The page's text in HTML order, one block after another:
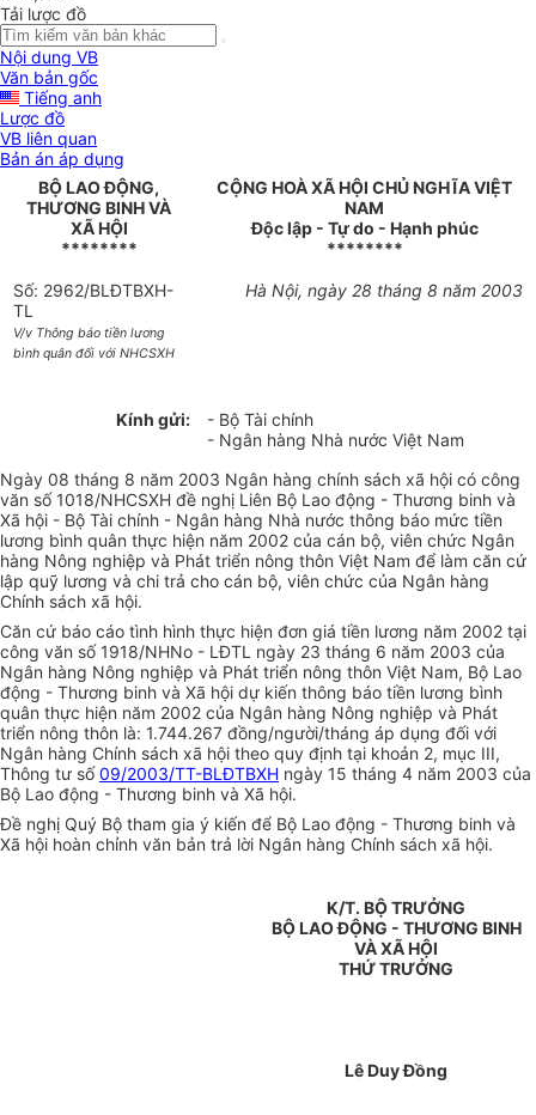
Tải lược đồ
Nội dung VB
Văn bản gốc
Tiếng anh
Lược đồ
VB liên quan
Bản án áp dụng
BỘ LAO ĐỘNG,
THƯƠNG BINH VÀ
XÃ HỘI
********
CỘNG HOÀ XÃ HỘI CHỦ NGHĨA VIỆT
NAM
Độc lập - Tự do - Hạnh phúc
********
Số: 2962/BLĐTBXH-
TL
V/v Thông báo tiền lương
bình quân đối với NHCSXH
Hà Nội, ngày 28 tháng 8 năm 2003
Kính gửi:
- Bộ Tài chính
- Ngân hàng Nhà nước Việt Nam
Ngày 08 tháng 8 năm 2003 Ngân hàng chính sách xã hội có công
văn số 1018/NHCSXH đề nghị Liên Bộ Lao động - Thương binh và
Xã hội - Bộ Tài chính - Ngân hàng Nhà nước thông báo mức tiền
lương bình quân thực hiện năm 2002 của cán bộ, viên chức Ngân
hàng Nông nghiệp và Phát triển nông thôn Việt Nam để làm căn cứ
lập quỹ lương và chi trả cho cán bộ, viên chức của Ngân hàng
Chính sách xã hội.
Căn cứ báo cáo tình hình thực hiện đơn giá tiền lương năm 2002 tại
công văn số 1918/NHNo - LĐTL ngày 23 tháng 6 năm 2003 của
Ngân hàng Nông nghiệp và Phát triển nông thôn Việt Nam, Bộ Lao
động - Thương binh và Xã hội dự kiến thông báo tiền lương bình
quân thực hiện năm 2002 của Ngân hàng Nông nghiệp và Phát
triển nông thôn là: 1.744.267 đồng/người/tháng áp dụng đối với
Ngân hàng Chính sách xã hội theo quy định tại khoản 2, mục III,
Thông tư số09/2003/TT-BLĐTBXH ngày 15 tháng 4 năm 2003 của
Bộ Lao động - Thương binh và Xã hội.
Đề nghị Quý Bộ tham gia ý kiến để Bộ Lao động - Thương binh và
Xã hội hoàn chỉnh văn bản trả lời Ngân hàng Chính sách xã hội.
K/T. BỘ TRƯỞNG
BỘ LAO ĐỘNG - THƯƠNG BINH
VÀ XÃ HỘI
THỨ TRƯỞNG
Lê Duy Đồng